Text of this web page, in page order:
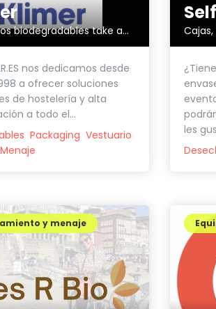
Productos biodegradables take away
nos dedicamos desde
a ofrecer soluciones
de hostelería y alta
a todo el...
Packaging Vestuario
Menaje
les
y menaje